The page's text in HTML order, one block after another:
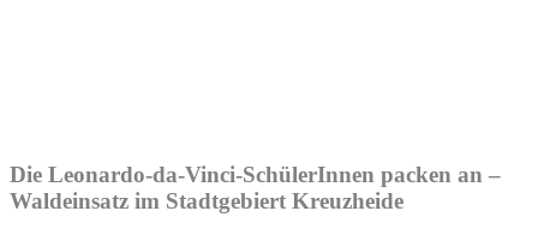
Die Leonardo-da-Vinci-SchülerInnen packen an –
Waldeinsatz im Stadtgebiert Kreuzheide